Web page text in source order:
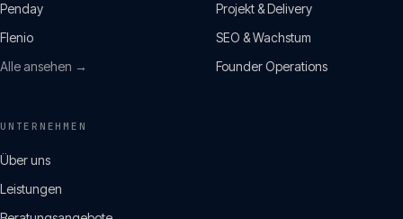
Penday
Flenio
Alle ansehen →
Projekt & Delivery
SEO & Wachstum
Founder Operations
UNTERNEHMEN
Über uns
Leistungen